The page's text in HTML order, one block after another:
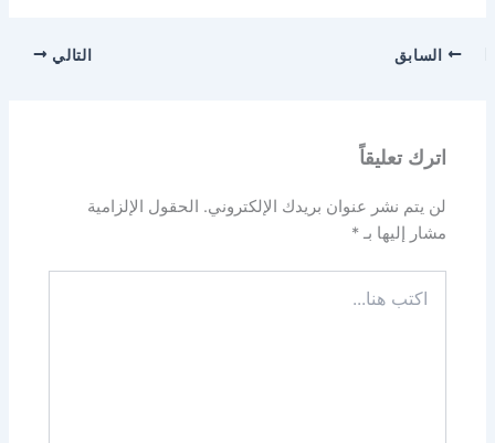
السابق التالي
اترك تعليقاً
لن يتم نشر عنوان بريدك الإلكتروني. الحقول الإلزامية
مشار إليها بـ*
هنا...